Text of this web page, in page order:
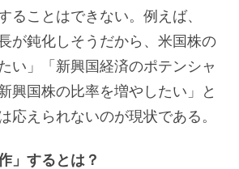
ることはできない。例えば、
が鈍化しそうだから、米国株の
い」「新興国経済のポテンシャ
興国株の比率を増やしたい」と
応えられないのが現状である。
」するとは？